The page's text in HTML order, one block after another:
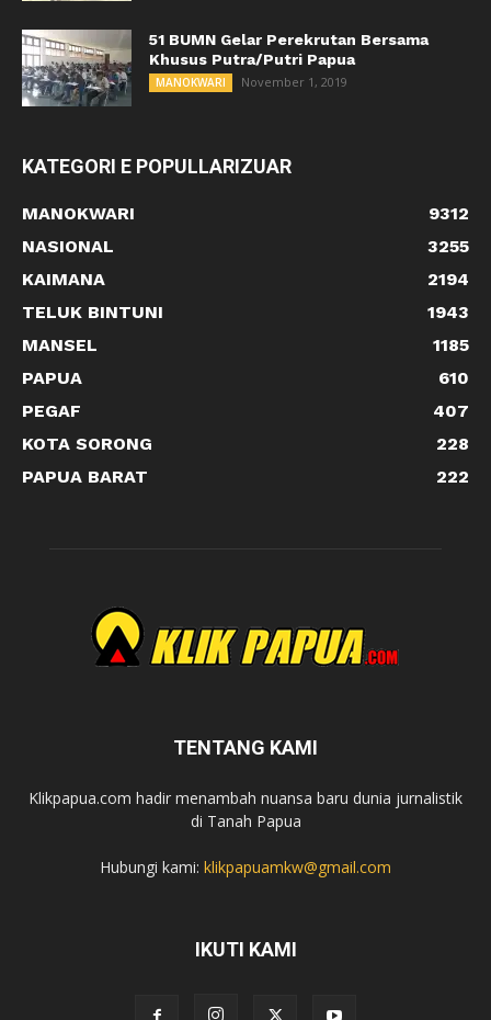
51 BUMN Gelar Perekrutan Bersama
Khusus Putra/Putri Papua
MANOKWARI November 1, 2019
KATEGORI E POPULLARIZUAR
MANOKWARI
9312
NASIONAL
3255
KAIMANA
2194
TELUK BINTUNI
1943
MANSEL
1185
PAPUA
610
PEGAF
407
KOTA SORONG
228
PAPUA BARAT
222
TENTANG KAMI
Klikpapua.com hadir menambah nuansa baru dunia jurnalistik
di Tanah Papua
Hubungi kami: klikpapuamkw@gmail.com
IKUTI KAMI